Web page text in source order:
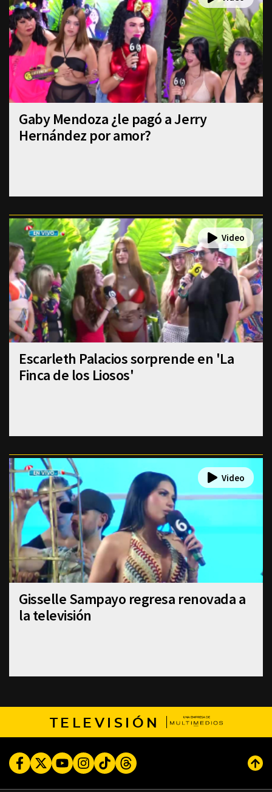
Gaby Mendoza ¿le pagó a Jerry
Hernández por amor?
Escarleth Palacios sorprende en 'La
Finca de los Liosos'
Gisselle Sampayo regresa renovada a
la televisión
TELEVISIÓN
FacebookTwitterYoutubeInstagram
TikTokThreads